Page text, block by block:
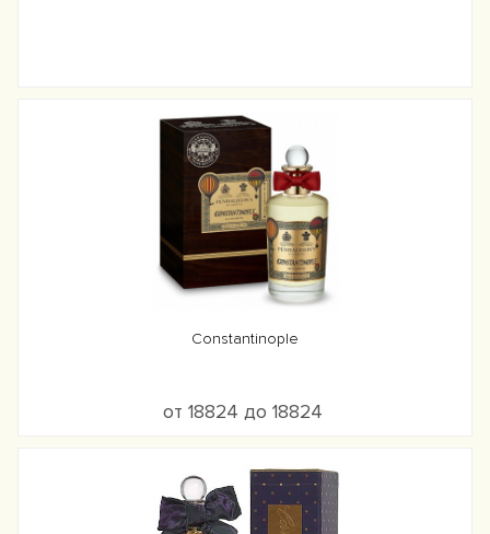
Constantinople
от 18824 до 18824